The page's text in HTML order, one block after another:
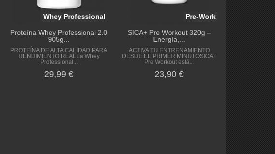
Whey Professional
Proteína Whey Professional 2.0
905g...
PROTEÍNA DE ALTA CALIDAD PARA
RENDIMIENTO REALLa Whey
Professional...
29,99 €
Pre-Work
SICA+ Pre Workout 320g –
Energía,...
ACTIVA TU ENTRENAMIENTO
DESDE EL PRIMER MINUTOSICA+
Pre Workout está...
23,90 €